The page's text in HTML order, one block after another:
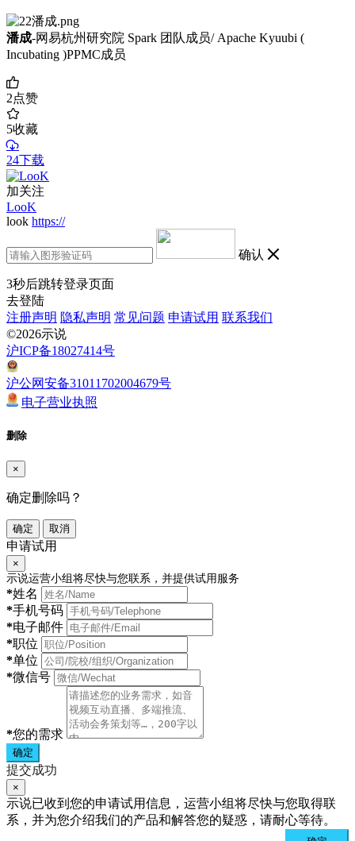
潘成-网易杭州研究院 Spark 团队成员/ Apache Kyuubi (
Incubating )PPMC成员
2点赞
5收藏
24下载
加关注
LooK
look https://
确认
3秒后跳转登录页面
去登陆
注册声明 隐私声明 常见问题 申请试用 联系我们
©2026示说
沪ICP备18027414号
沪公网安备31011702004679号
电子营业执照
删除
×
确定删除吗？
确定 取消
申请试用
×
示说运营小组将尽快与您联系，并提供试用服务
*姓名
*手机号码
*电子邮件
*职位
*单位
*微信号
*您的需求
确定
提交成功
×
示说已收到您的申请试用信息，运营小组将尽快与您取得联
系，并为您介绍我们的产品和解答您的疑惑，请耐心等待。